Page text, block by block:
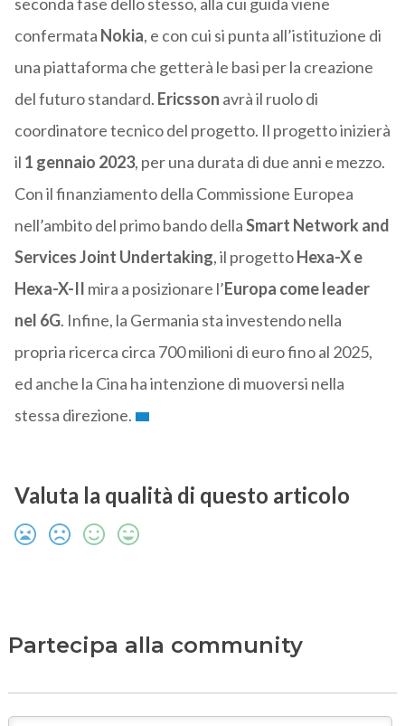
seconda fase dello stesso, alla cui guida viene
confermata Nokia, e con cui si punta all’istituzione di
una piattaforma che getterà le basi per la creazione
del futuro standard. Ericsson avrà il ruolo di
coordinatore tecnico del progetto. Il progetto inizierà
il 1 gennaio 2023, per una durata di due anni e mezzo.
Con il finanziamento della Commissione Europea
nell’ambito del primo bando dellaSmart Network and
Services Joint Undertaking, il progettoHexa-X e
Hexa-X-II mira a posizionare l’Europa come leader
nel 6G. Infine, la Germania sta investendo nella
propria ricerca circa 700 milioni di euro fino al 2025,
ed anche la Cina ha intenzione di muoversi nella
stessa direzione.
Valuta la qualità di questo articolo
Partecipa alla community